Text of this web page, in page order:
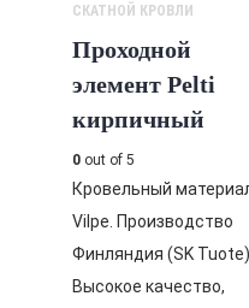
СКАТНОЙ КРОВЛИ
Проходной
элемент Pelti
кирпичный
0 out of 5
Кровельный
Vilpe. Производство
Финляндия (SK Tuote).
Высокое качество,